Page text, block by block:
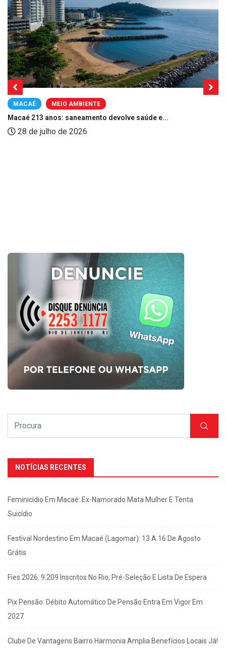
MACAÉ MEIO AMBIENTE
Macaé 213 anos: saneamento devolve saúde e...
28 de julho de 2026
NOTÍCIAS RECENTES
Feminicídio Em Macaé: Ex-Namorado Mata Mulher E Tenta
Suicídio
Festival Nordestino Em Macaé (Lagomar): 13 A 16 De Agosto
Grátis
Fies 2026: 9.209 Inscritos No Rio; Pré-Seleção E Lista De Espera
Pix Pensão: Débito Automático De Pensão Entra Em Vigor Em
2027
Clube De Vantagens Bairro Harmonia Amplia Benefícios Locais Já!